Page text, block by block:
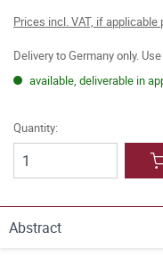
Prices incl. VAT, if
Delivery to Germany only.
available, deliverable in
Quantity:
Abstract